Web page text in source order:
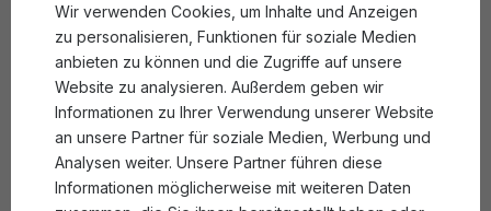
vielleicht entdecken Sie in diesem Sommer Ihre neue
Duftliebe! Sinnlichkeit und Geheimnis sind keine Domäne der
Wintermonate, also suchen Sie sich das schwerste
orientalische Parfüm in Ihrer Sammlung und los geht's!
Wir verwenden Cookies, um Inhalte und Anzeigen
zu personalisieren, Funktionen für soziale Medien
anbieten zu können und die Zugriffe auf unsere
Website zu analysieren. Außerdem geben wir
Informationen zu Ihrer Verwendung unserer Website
an unsere Partner für soziale Medien, Werbung und
Analysen weiter. Unsere Partner führen diese
Informationen möglicherweise mit weiteren Daten